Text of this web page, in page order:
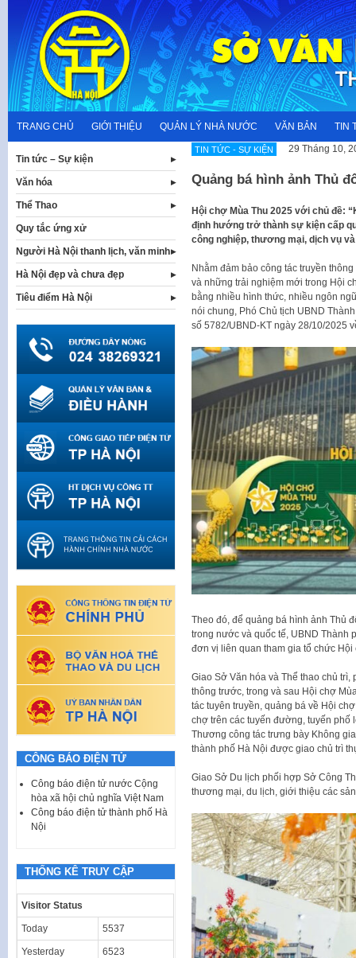
content
TRANG CHỦ GIỚI THIỆU QUẢN LÝ NHÀ NƯỚC VĂN BẢN TIN
TIN TỨC - SỰ KIỆN 29 Tháng 10,
Quảng bá hình ảnh Thủ
Hội chợ Mùa Thu 2025 với chủ đề:
định hướng trở thành sự kiện cấp
công nghiệp, thương mại, dịch vụ
Nhằm đảm bảo công tác truyền
và những trải nghiệm mới trong Hội
bằng nhiều hình thức, nhiều ngôn
nói chung, Phó Chủ tịch UBND
số 5782/UBND-KT ngày 28/10/2025
Theo đó, để quảng bá hình ảnh Thủ
trong nước và quốc tế, UBND Thành
đơn vị liên quan tham gia tổ chức
Giao Sở Văn hóa và Thể thao chủ
thông trước, trong và sau Hội chợ
tác tuyên truyền, quảng bá về Hội
chợ trên các tuyến đường, tuyến phố
Thương công tác trưng bày Không
thành phố Hà Nội được giao chủ trì
Giao Sở Du lịch phối hợp Sở Công
thương mại, du lịch, giới thiệu các
Tin tức – Sự kiện
Văn hóa
Thể Thao
Quy tắc ứng xử
Người Hà Nội thanh lịch, văn minh
Hà Nội đẹp và chưa đẹp
Tiêu điểm Hà Nội
CÔNG BÁO ĐIỆN TỬ
Công báo điện tử nước Cộng
hòa xã hội chủ nghĩa Việt Nam
Công báo điện tử thành phố Hà
Nội
THỐNG KÊ TRUY CẬP
Visitor Status
Today 5537
Yesterday 6523